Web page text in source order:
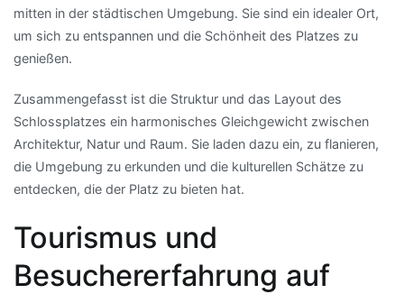
mitten in der städtischen Umgebung. Sie sind ein idealer Ort,
um sich zu entspannen und die Schönheit des Platzes zu
genießen.
Zusammengefasst ist die Struktur und das Layout des
Schlossplatzes ein harmonisches Gleichgewicht zwischen
Architektur, Natur und Raum. Sie laden dazu ein, zu flanieren,
die Umgebung zu erkunden und die kulturellen Schätze zu
entdecken, die der Platz zu bieten hat.
Tourismus und
Besuchererfahrung auf